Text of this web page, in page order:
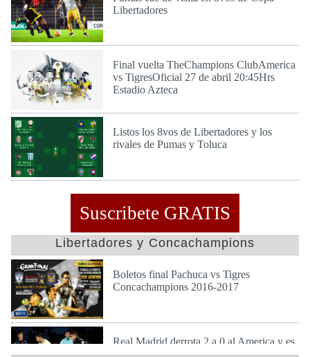
Libertadores
Final vuelta TheChampions ClubAmerica
vs TigresOficial 27 de abril 20:45Hrs
Estadio Azteca
Listos los 8vos de Libertadores y los
rivales de Pumas y Toluca
Suscribete GRATIS
Libertadores y Concachampions
Boletos final Pachuca vs Tigres
Concachampions 2016-2017
Real Madrid derrota 2 a 0 al America y es
finalista en mundial de clubes